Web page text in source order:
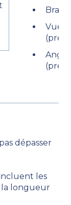
Vue
Angle
dépasser
les
longueur